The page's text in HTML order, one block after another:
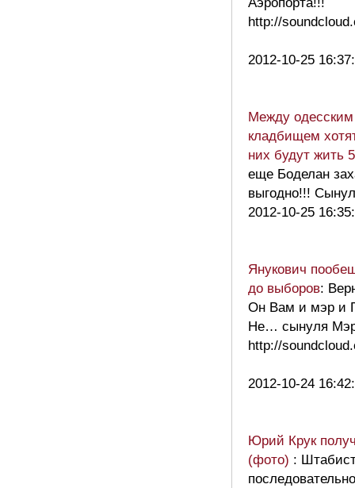
http://
2012-10-25
Между
кладбищем
них будут жить
еще Боделан
выгодно!!!
2012-10-25
Янукович
до выборов:
Он Вам и мэр и
Не… сынуля
http://
2012-10-24
Юрий Крук
(фото) :